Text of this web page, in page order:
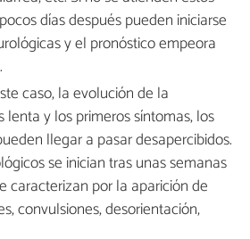
días después pueden iniciarse
y el pronóstico empeora
caso, la evolución de la
y los primeros síntomas, los
llegar a pasar desapercibidos.
se inician tras unas semanas
caracterizan por la aparición de
convulsiones, desorientación,